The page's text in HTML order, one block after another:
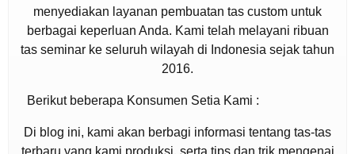
menyediakan layanan pembuatan tas custom untuk
berbagai keperluan Anda. Kami telah melayani ribuan
tas seminar ke seluruh wilayah di Indonesia sejak tahun
2016.
Berikut beberapa Konsumen Setia Kami :
Di blog ini, kami akan berbagi informasi tentang tas-tas
terbaru yang kami produksi, serta tips dan trik mengenai